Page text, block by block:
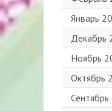
Январь
Декабрь
Ноябрь
Октябрь